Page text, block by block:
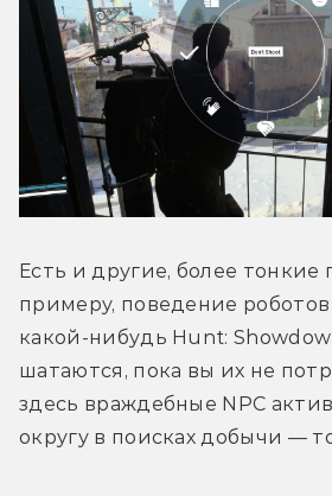
Есть и другие, более тонкие
примеру, поведение роботов
какой-нибудь Hunt:
шатаются, пока вы их не
здесь враждебные NPC
округу в поисках добычи —